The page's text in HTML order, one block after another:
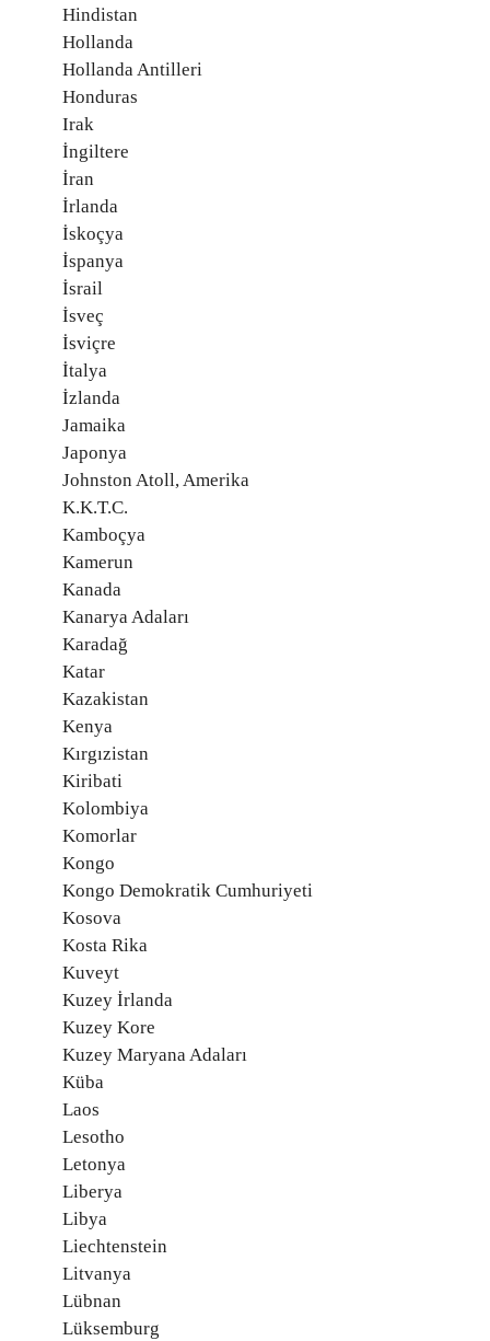
Hindistan
Hollanda
Hollanda Antilleri
Honduras
Irak
İngiltere
İran
İrlanda
İskoçya
İspanya
İsrail
İsveç
İsviçre
İtalya
İzlanda
Jamaika
Japonya
Johnston Atoll, Amerika
K.K.T.C.
Kamboçya
Kamerun
Kanada
Kanarya Adaları
Karadağ
Katar
Kazakistan
Kenya
Kırgızistan
Kiribati
Kolombiya
Komorlar
Kongo
Kongo Demokratik Cumhuriyeti
Kosova
Kosta Rika
Kuveyt
Kuzey İrlanda
Kuzey Kore
Kuzey Maryana Adaları
Küba
Laos
Lesotho
Letonya
Liberya
Libya
Liechtenstein
Litvanya
Lübnan
Lüksemburg